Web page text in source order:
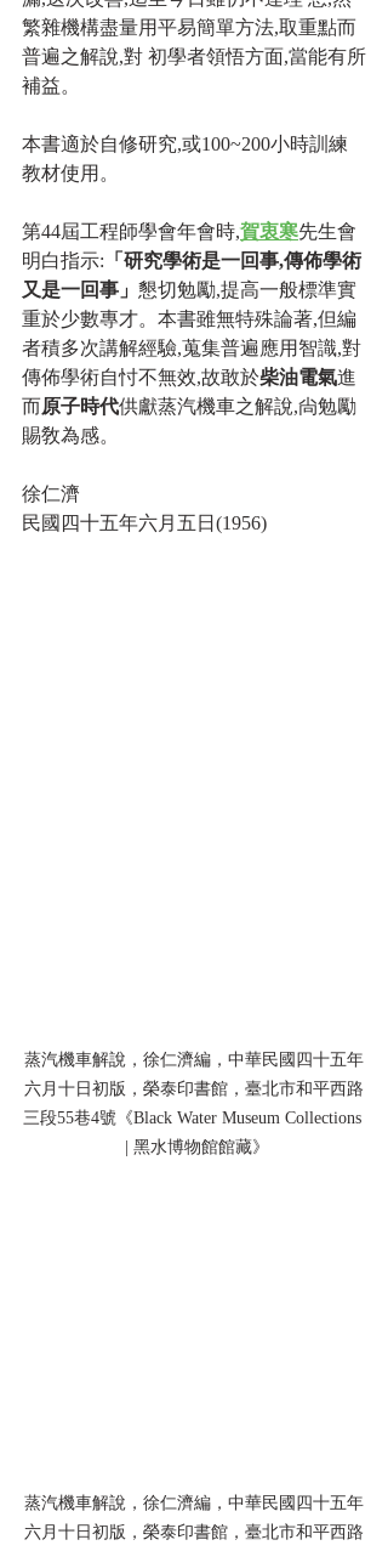
繁雜機構盡量用平易簡單方法,取重點而
普遍之解說,對 初學者領悟方面,當能有所
補益。
本書適於自修研究,或100~200小時訓練
教材使用。
第44屆工程師學會年會時,賀衷寒先生會
明白指示: 「研究學術是一回事,傳佈學術
又是一回事」 懇切勉勵,提高一般標準實
重於少數專才。本書雖無特殊論著,但編
者積多次講解經驗,蒐集普遍應用智識,對
傳佈學術自忖不無效,故敢於柴油電氣進
而原子時代供獻蒸汽機車之解說,尙勉勵
賜敎為感。
徐仁濟
民國四十五年六月五日(1956)
蒸汽機車解說，徐仁濟編，中華民國四十五年
六月十日初版，榮泰印書館，臺北市和平西路
三段55巷4號《Black Water Museum Collections
| 黑水博物館館藏》
蒸汽機車解說，徐仁濟編，中華民國四十五年
六月十日初版，榮泰印書館，臺北市和平西路